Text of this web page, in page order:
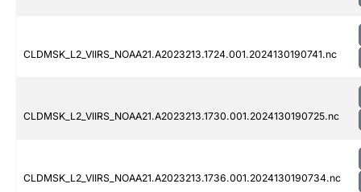
CLDMSK_L2_VIIRS_NOAA21.A2023213.1724.001.2024130190741.nc
CLDMSK_L2_VIIRS_NOAA21.A2023213.1730.001.2024130190725.nc
CLDMSK_L2_VIIRS_NOAA21.A2023213.1736.001.2024130190734.nc